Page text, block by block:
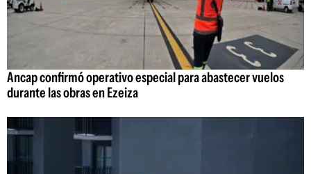
Ancap confirmó operativo especial para abastecer vuelos
durante las obras en Ezeiza